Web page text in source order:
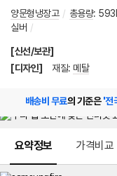
양문형냉장고 / 총용량:
실버 /
[신선/보관]
[디자인]
재질: 메탈
배송비 무료의 기준은'전
요약정보 가격비교